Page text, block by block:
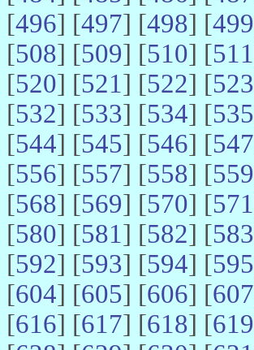
[496] [497] [498] [499
[508] [509] [510] [511
[520] [521] [522] [523
[532] [533] [534] [535
[544] [545] [546] [547
[556] [557] [558] [559
[568] [569] [570] [571
[580] [581] [582] [583
[592] [593] [594] [595
[604] [605] [606] [607
[616] [617] [618] [619